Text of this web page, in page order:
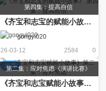
第四集：提高自信
《齐宝和志宝的赋能小故事》 第四集：提高自信
gongyi020
26-03-12
2584 0
推荐
第二集：应对焦虑《演讲比赛》
《齐宝和志宝赋能小故事》第二集：应对焦虑